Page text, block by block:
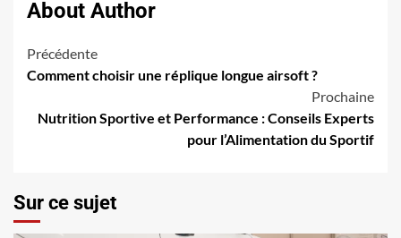
About Author
Navigation
Précédente
Comment choisir une réplique longue airsoft ?
Prochaine
Nutrition Sportive et Performance : Conseils Experts
pour l’Alimentation du Sportif
Sur ce sujet